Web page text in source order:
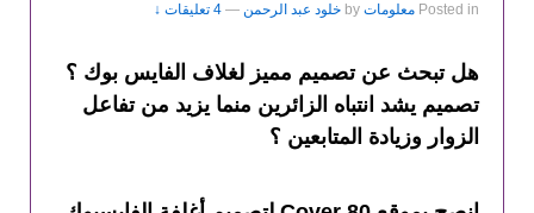
Posted in معلومات by خلود عبد الرحمن — 4 تعليقات ↓
هل تبحث عن تصميم مميز لغلاف الفايس بوك ؟
تصميم يشد انتباه الزائرين منما يزيد من تفاعل
الزوار وزيادة المتابعين ؟